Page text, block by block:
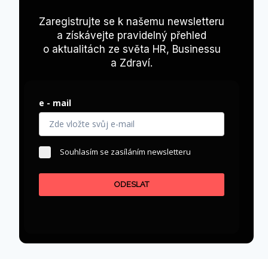
Zaregistrujte se k našemu newsletteru
a získávejte pravidelný přehled
o aktualitách ze světa HR, Businessu
a Zdraví.
e - mail
Souhlasím se zasíláním newsletteru
ODESLAT